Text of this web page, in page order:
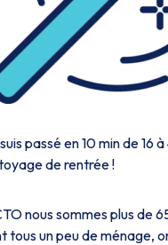
passé en 10 min de 16
de rentrée !
nous sommes plus de
tous un peu de ménage,